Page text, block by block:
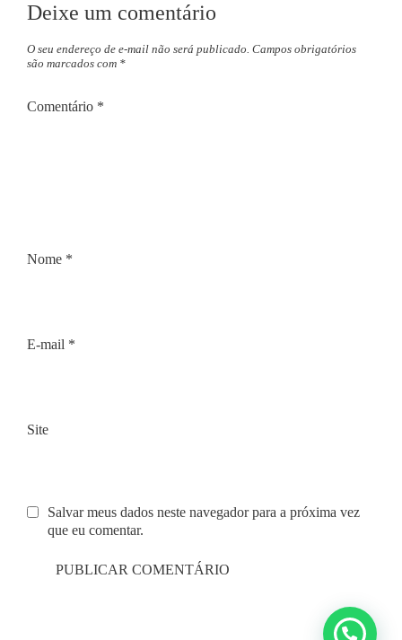
Deixe um comentário
O seu endereço de e-mail não será publicado. Campos obrigatórios
são marcados com *
Comentário *
Nome *
E-mail *
Site
Salvar meus dados neste navegador para a próxima vez
que eu comentar.